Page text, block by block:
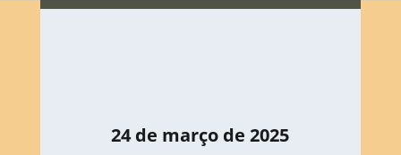
24 de março de 2025